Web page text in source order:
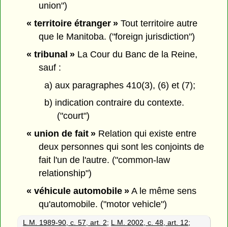
union")
« territoire étranger »Tout territoire autre
que le Manitoba. ("foreign jurisdiction")
« tribunal »La Cour du Banc de la Reine,
sauf :
a) aux paragraphes 410(3), (6) et (7);
b) indication contraire du contexte.
("court")
« union de fait »Relation qui existe entre
deux personnes qui sont les conjoints de
fait l'un de l'autre. ("common-law
relationship")
« véhicule automobile »A le même sens
qu'automobile. ("motor vehicle")
L.M. 1989-90, c. 57, art. 2; L.M. 2002, c. 48, art. 12;